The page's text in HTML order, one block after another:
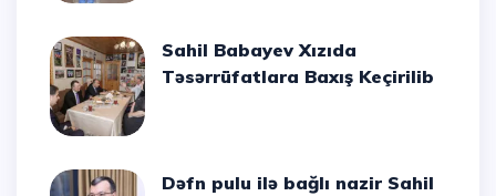
Sahil Babayev Xızıda
Təsərrüfatlara Baxış Keçirilib
Dəfn pulu ilə bağlı nazir Sahil